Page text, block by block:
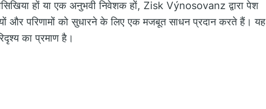
हों या एक अनुभवी निवेशक हों, Zisk Výnosovanz द्वारा पेश
और परिणामों को सुधारने के लिए एक मजबूत साधन प्रदान करते हैं। यह
का प्रमाण है।